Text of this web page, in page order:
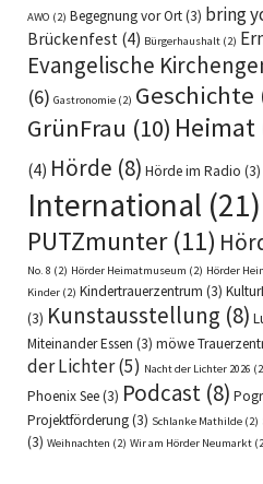
AWO (2) Begegnung vor Ort(3) bring
Brückenfest (4) Bürgerhaushalt (2)
Evangelische
(6) Gastronomie (2) Geschichte
GrünFrau (10) Heimat
(4) Hörde (8) Hörde im Radio (3)
International (21)
PUTZmunter(11)
No. 8 (2) Hörder Heimatmuseum (2) Hörder
Kinder (2) Kindertrauerzentrum (3)
(3) Kunstausstellung (8)
Miteinander Essen (3) möwe
der Lichter(5) Nacht der Lichter 2026
Phoenix See(3) Podcast (8)
Projektförderung(3) Schlanke Mathilde (2)
(3) Weihnachten (2) Wir am Hörder Neumarkt